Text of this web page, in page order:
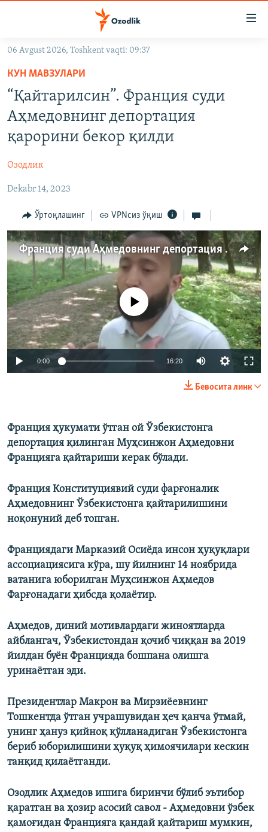
Асосий
навигацияга
ўтинг
Қидиришга
ўтинг
OZODVIDEO
OZODARXIV
На русском
ИЖТИМОИЙ ТАРМОҚЛАР
Озодлик бошқа тилларда
06 Avgust 2026, Toshkent vaqti: 09:37
КУН МАВЗУЛАРИ
“Қайтарилсин”. Франция суди
Аҳмедовнинг депортация
қарорини бекор қилди
Озодлик
Dekabr 14, 2023
Ўртоқлашинг VPNсиз ўқиш
Франция суди Аҳмедовнинг депортация қарорини бекор қилди
Auto 240p 360p 480p
720p 1080p
Айни дамда медиа-манба мавжуд эмас
0:00 16:20
720p
Бевосита линк
Франция ҳукумати ўтган ой Ўзбекистонга
депортация қилинган Муҳсинжон Аҳмедовни
Францияга қайтариши керак бўлади.
Франция Конституциявий суди фарғоналик
Аҳмедовнинг Ўзбекистонга қайтарилишини
ноқонуний деб топган.
Франциядаги Марказий Осиёда инсон ҳуқуқлари
ассоциациясига кўра, шу йилнинг 14 ноябрида
ватанига юборилган Муҳсинжон Аҳмедов
Фарғонадаги ҳибсда қолаётир.
Аҳмедов, диний мотивлардаги жиноятларда
айблангач, Ўзбекистондан қочиб чиққан ва 2019
йилдан буён Францияда бошпана олишга
уринаётган эди.
Президентлар Макрон ва Мирзиёевнинг
Тошкентда ўтган учрашувидан ҳеч қанча ўтмай,
унинг ҳануз қийноқ қўлланадиган Ўзбекистонга
бериб юборилишини ҳуқуқ ҳимоячилари кескин
танқид қилаётганди.
Озодлик Аҳмедов ишига биринчи бўлиб эътибор
қаратган ва ҳозир асосий савол - Аҳмедовни ўзбек
қамоғидан Францияга қандай қайтариш мумкин,